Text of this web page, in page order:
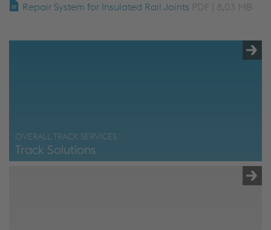
Repair System for Insulated Rail Joints PDF | 8,03 MB
OVERALL TRACK SERVICES
Track Solutions